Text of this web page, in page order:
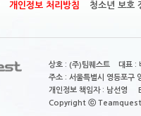
개인정보 처리방침 청소년 보호
상호 : (주)팀퀘스트 대표
주소 : 서울특별시 영등포
개인정보 책임자 : 남선
Copyright ⓒ Teamquest